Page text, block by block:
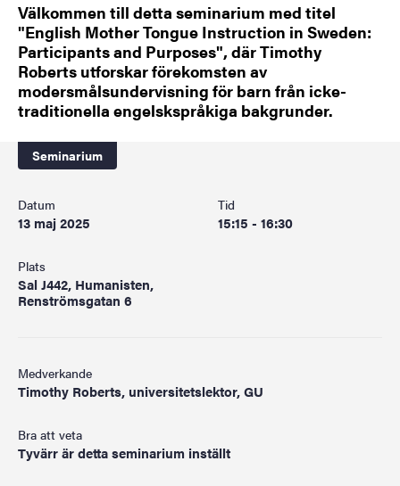
Välkommen till detta seminarium med titel
"English Mother Tongue Instruction in Sweden:
Participants and Purposes", där Timothy
Roberts utforskar förekomsten av
modersmålsundervisning för barn från icke-
traditionella engelskspråkiga bakgrunder.
Seminarium
Datum
13 maj 2025
Tid
15:15 - 16:30
Plats
Sal J442, Humanisten,
Renströmsgatan 6
Medverkande
Timothy Roberts, universitetslektor, GU
Bra att veta
Tyvärr är detta seminarium inställt